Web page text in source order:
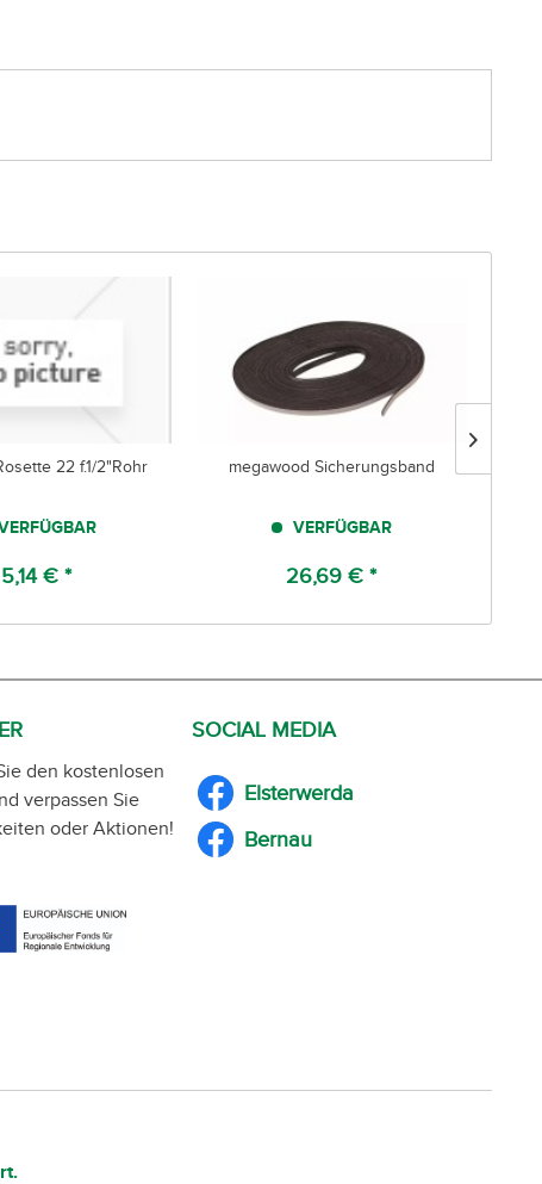
22 f.1/2"Rohr
5,14 € *
megawood Sicherungsband
VERFÜGBAR
26,69 € *
den kostenlosen
verpassen Sie
oder Aktionen!
SOCIAL MEDIA
Elsterwerda
Bernau